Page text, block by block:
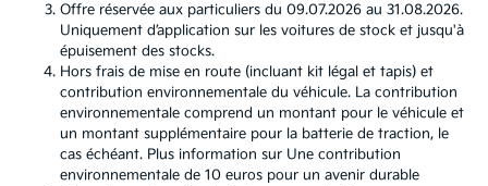
Offre réservée aux particuliers du 09.07.2026 au 31.08.2026.
Uniquement d’application sur les voitures de stock et jusqu'à
épuisement des stocks.
Hors frais de mise en route (incluant kit légal et tapis) et
contribution environnementale du véhicule. La contribution
environnementale comprend un montant pour le véhicule et
un montant supplémentaire pour la batterie de traction, le
cas échéant. Plus information sur Une contribution
environnementale de 10 euros pour un avenir durable